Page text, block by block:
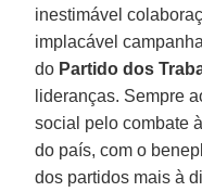
inestimável
implacável
do Partido dos
lideranças. Sempre
social pelo combate
do país, com o
dos partidos mais à